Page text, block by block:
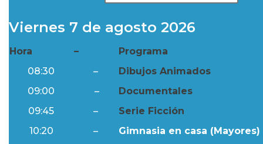
Viernes 7 de agosto 2026
Hora –
Programa
08:30
–
Dibujos Animados
09:00
–
Documentales
09:45
–
Serie Ficción
10:20
–
Gimnasia en casa (Mayores)